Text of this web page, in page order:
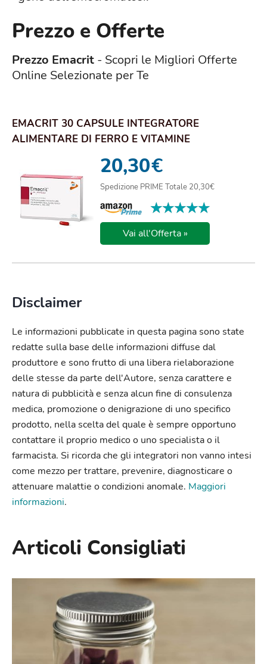
Prezzo e Offerte
Prezzo Emacrit - Scopri le Migliori Offerte
Online Selezionate per Te
EMACRIT 30 CAPSULE INTEGRATORE
ALIMENTARE DI FERRO E VITAMINE
20,30€
Spedizione PRIME Totale 20,30€
★★★★★
★★★★★
Vai all'Offerta »
Disclaimer
Le informazioni pubblicate in questa pagina sono state
redatte sulla base delle informazioni diffuse dal
produttore e sono frutto di una libera rielaborazione
delle stesse da parte dell'Autore, senza carattere e
natura di pubblicità e senza alcun fine di consulenza
medica, promozione o denigrazione di uno specifico
prodotto, nella scelta del quale è sempre opportuno
contattare il proprio medico o uno specialista o il
farmacista. Si ricorda che gli integratori non vanno intesi
come mezzo per trattare, prevenire, diagnosticare o
attenuare malattie o condizioni anomale. Maggiori
informazioni.
Articoli Consigliati